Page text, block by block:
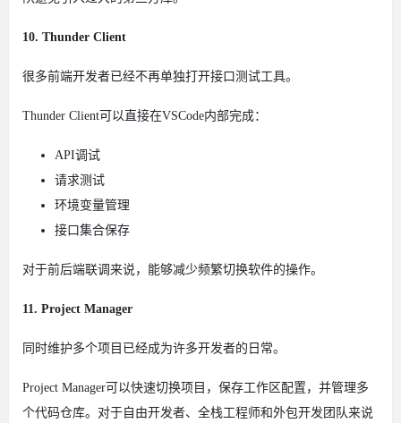
10. Thunder Client
很多前端开发者已经不再单独打开接口测试工具。
Thunder Client可以直接在VSCode内部完成：
API调试
请求测试
环境变量管理
接口集合保存
对于前后端联调来说，能够减少频繁切换软件的操作。
11. Project Manager
同时维护多个项目已经成为许多开发者的日常。
Project Manager可以快速切换项目，保存工作区配置，并管理多
个代码仓库。对于自由开发者、全栈工程师和外包开发团队来说